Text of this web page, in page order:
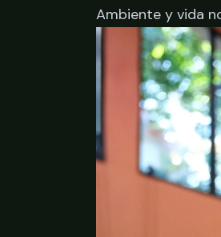
Ambiente y vida